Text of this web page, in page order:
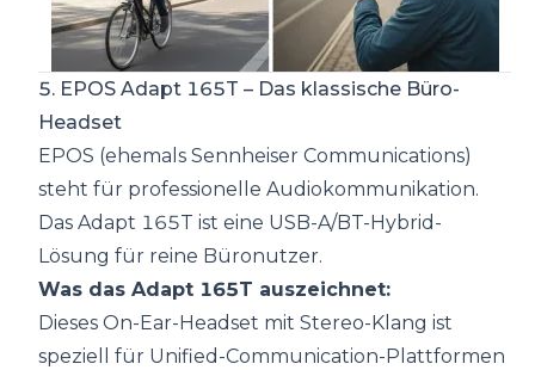
5. EPOS Adapt 165T – Das klassische Büro-
Headset
EPOS (ehemals Sennheiser Communications)
steht für professionelle Audiokommunikation.
Das Adapt 165T ist eine USB-A/BT-Hybrid-
Lösung für reine Büronutzer.
Was das Adapt 165T auszeichnet:
Dieses On-Ear-Headset mit Stereo-Klang ist
speziell für Unified-Communication-Plattformen